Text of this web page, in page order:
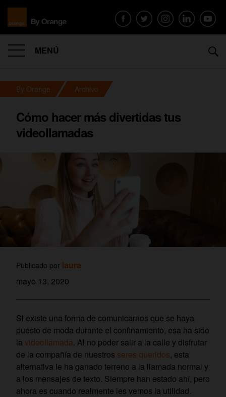
MENÚ
By Orange Archivo
Cómo hacer más divertidas tus
videollamadas
Publicado por laura
mayo 13, 2020
Si existe una forma de comunicarnos que se haya
puesto de moda durante el confinamiento, esa ha sido
la videollamada. Al no poder salir a la calle y disfrutar
de la compañía de nuestros seres queridos, esta
alternativa le ha ganado terreno a la llamada normal y
a los mensajes de texto. Siempre han estado ahí, pero
ahora es cuando realmente les vemos la utilidad.